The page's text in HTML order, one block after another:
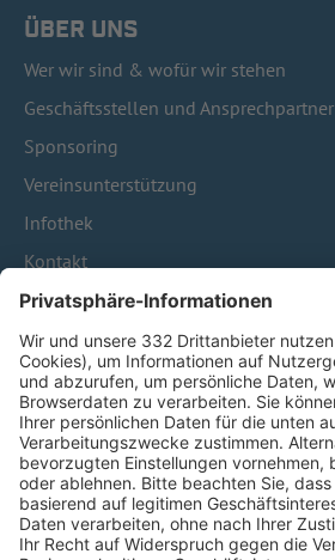
ÜBER UNS
Wer wir sind & wofür wir stehen
Geschäftsstellen und Ansprechpartner
Sponsoring
Vereinsunterstützung
Infothek
Kontakt
HÄUFIG BESUCHTE SEITEN
Pässe und Vereinswechsel
Trainerausbildung
Schulungsangebot Vereinsmitarbeiter
BFV-Geschäftsstellen
Trainerbörse